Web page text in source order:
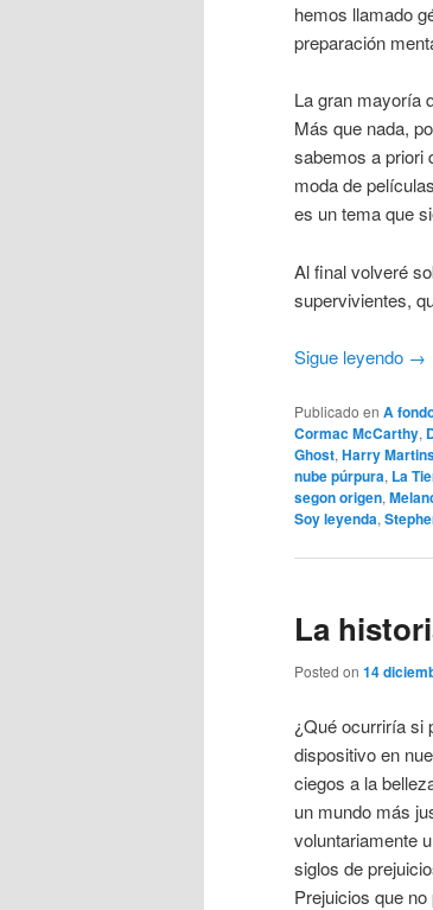
hemos llamado
preparación
La gran mayoría
Más que nada,
sabemos a priori
moda de
es un tema que
Al final volveré
supervivientes,
Sigue leyendo →
Publicado en A
Cormac McCarthy,
Ghost, Harry
nube púrpura, La
segon origen,
Soy leyenda,
La
Posted on 14
¿Qué ocurriría si
dispositivo en
ciegos a la
un mundo más
voluntariamente
siglos de
Prejuicios que